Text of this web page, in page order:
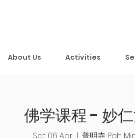
About Us Activities
佛学课程 - 妙
Sat 06 Apr
  |
普明寺 Poh